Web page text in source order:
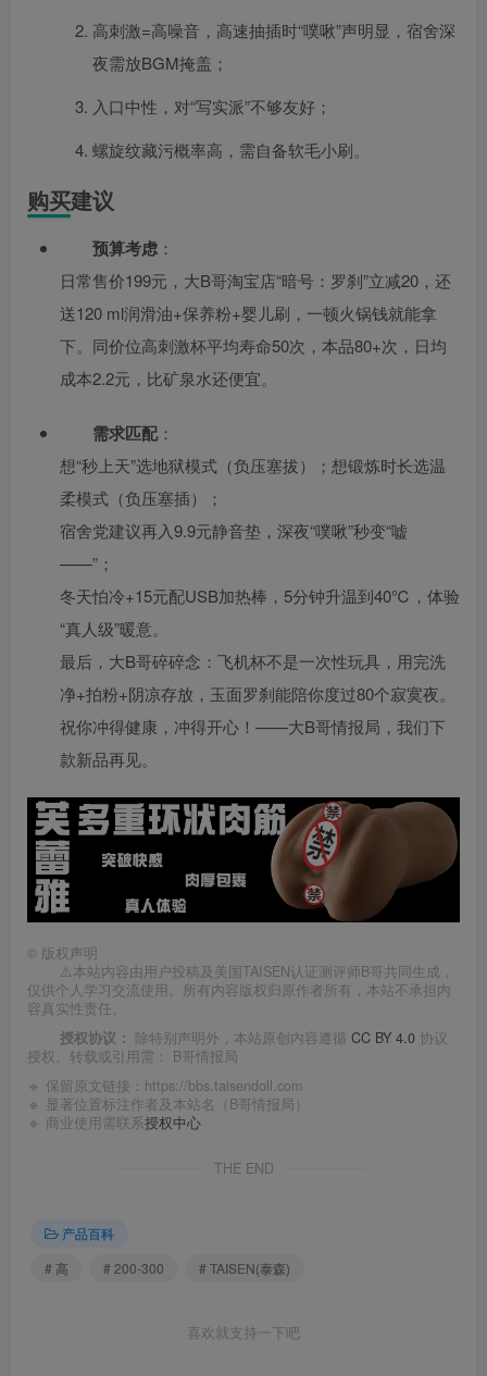
高刺激=高噪音，高速抽插时“噗啾”声明显，宿舍深
夜需放BGM掩盖；
入口中性，对“写实派”不够友好；
螺旋纹藏污概率高，需自备软毛小刷。
购买建议
预算考虑 ：
日常售价199元，大B哥淘宝店“暗号：罗刹”立减20，还
送120 ml润滑油+保养粉+婴儿刷，一顿火锅钱就能拿
下。同价位高刺激杯平均寿命50次，本品80+次，日均
成本2.2元，比矿泉水还便宜。
需求匹配：
想“秒上天”选地狱模式（负压塞拔）；想锻炼时长选温
柔模式（负压塞插）；
宿舍党建议再入9.9元静音垫，深夜“噗啾”秒变“嘘
——”；
冬天怕冷+15元配USB加热棒，5分钟升温到40℃，体验
“真人级”暖意。
最后，大B哥碎碎念：飞机杯不是一次性玩具，用完洗
净+拍粉+阴凉存放，玉面罗刹能陪你度过80个寂寞夜。
祝你冲得健康，冲得开心！——大B哥情报局，我们下
款新品再见。
© 版权声明
⚠️本站内容由用户投稿及美国TAISEN认证测评师B哥共同生成，
仅供个人学习交流使用。所有内容版权归原作者所有，本站不承担内
容真实性责任。
授权协议： 除特别声明外，本站原创内容遵循 CC BY 4.0 协议
授权。转载或引用需： B哥情报局
🔹 保留原文链接： https://bbs.taisendoll.com
🔹 显著位置标注作者及本站名（B哥情报局）
🔹 商业使用需联系授权中心
THE END
产品百科
# 高
# 200-300 # TAISEN(泰森)
喜欢就支持一下吧